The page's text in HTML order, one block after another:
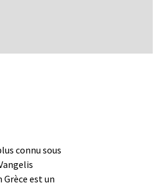
connu sous
Grèce est un